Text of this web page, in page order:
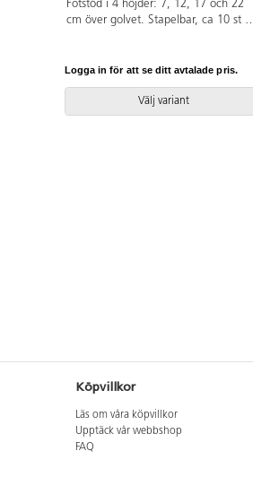
Fotstöd i 4 höjder: 7, 12, 17 och 22
cm över golvet. Stapelbar, ca 10 st på
Logga in för att se ditt avtalade pris.
Välj variant
Köpvillkor
Läs om våra köpvillkor
Upptäck vår webbshop
FAQ